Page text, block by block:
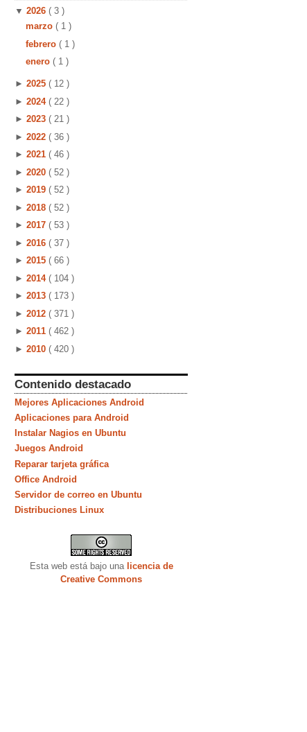
▼ 2026 ( 3 )
marzo ( 1 )
febrero ( 1 )
enero ( 1 )
► 2025 ( 12 )
► 2024 ( 22 )
► 2023 ( 21 )
► 2022 ( 36 )
► 2021 ( 46 )
► 2020 ( 52 )
► 2019 ( 52 )
► 2018 ( 52 )
► 2017 ( 53 )
► 2016 ( 37 )
► 2015 ( 66 )
► 2014 ( 104 )
► 2013 ( 173 )
► 2012 ( 371 )
► 2011 ( 462 )
► 2010 ( 420 )
Contenido destacado
Mejores Aplicaciones Android
Aplicaciones para Android
Instalar Nagios en Ubuntu
Juegos Android
Reparar tarjeta gráfica
Office Android
Servidor de correo en Ubuntu
Distribuciones Linux
Esta web está bajo una licencia de
Creative Commons